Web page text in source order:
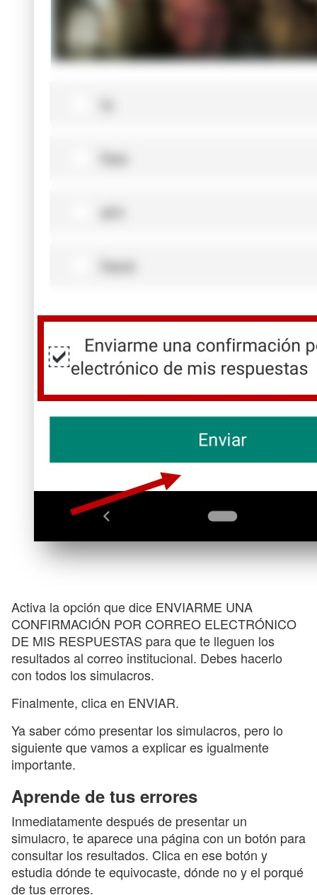
Activa la opción que dice ENVIARME UNA
CONFIRMACIÓN POR CORREO ELECTRÓNICO
DE MIS RESPUESTAS para que te lleguen los
resultados al correo institucional. Debes hacerlo
con todos los simulacros.
Finalmente, clica en ENVIAR.
Ya saber cómo presentar los simulacros, pero lo
siguiente que vamos a explicar es igualmente
importante.
Aprende de tus errores
Inmediatamente después de presentar un
simulacro, te aparece una página con un botón para
consultar los resultados. Clica en ese botón y
estudia dónde te equivocaste, dónde no y el porqué
de tus errores.